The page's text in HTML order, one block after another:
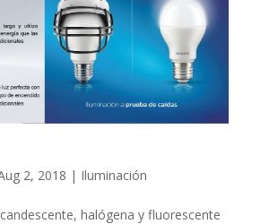
2, 2018 | Iluminación
halógena y fluorescente